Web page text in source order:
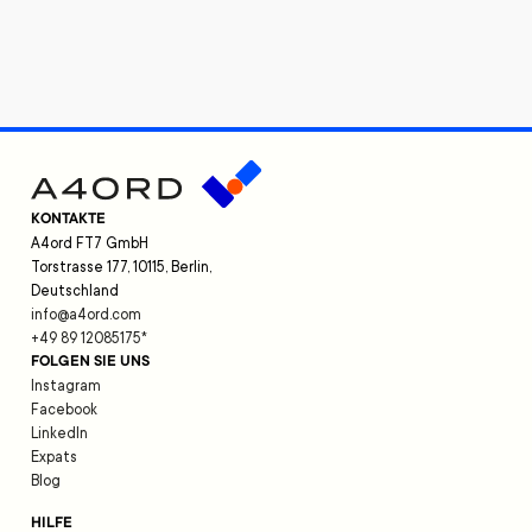
KONTAKTE
A4ord FT7 GmbH
Torstrasse 177, 10115, Berlin,
Deutschland
info@a4ord.com
+49 89 12085175*
FOLGEN SIE UNS
Instagram
Facebook
LinkedIn
Expats
Blog
HILFE